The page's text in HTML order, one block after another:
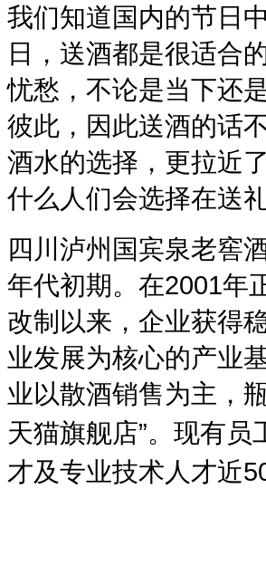
我们知道国内的节日
日，送酒都是很适合
忧愁，不论是当下还
彼此，因此送酒的话
酒水的选择，更拉近
什么人们会选择在送
四川泸州国宾泉老窖
年代初期。在2001年
改制以来，企业获得
业发展为核心的产业
业以散酒销售为主，
天猫旗舰店”。 现有员
才及专业技术人才近